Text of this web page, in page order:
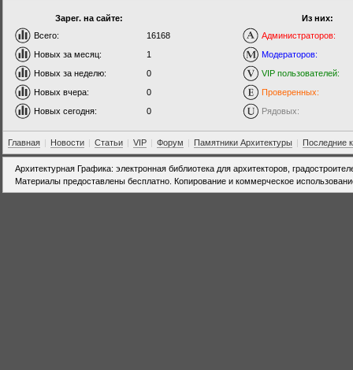
Зарег. на сайте:
Всего:
16168
Новых за месяц:
1
Новых за неделю:
0
Новых вчера:
0
Новых сегодня:
0
Из них:
Администраторов:
Модераторов:
VIP пользователей:
Проверенных:
Рядовых:
Главная | Новости | Статьи | VIP | Форум | Памятники Архитектуры | Последние
Архитектурная Графика: электронная библиотека для архитекторов,
Материалы предоставлены бесплатно. Копирование и коммерческое